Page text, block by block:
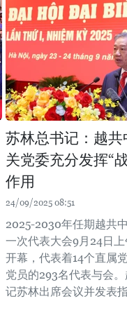
苏林总书记：越共
关党委充分发挥“
作用
24/09/2025 08:51
2025-2030年任期越共
一次代表大会9月24日
开幕，代表着14个直属
党员的293名代表与会
记苏林出席会议并发表